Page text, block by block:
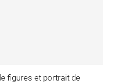
figures et portrait de